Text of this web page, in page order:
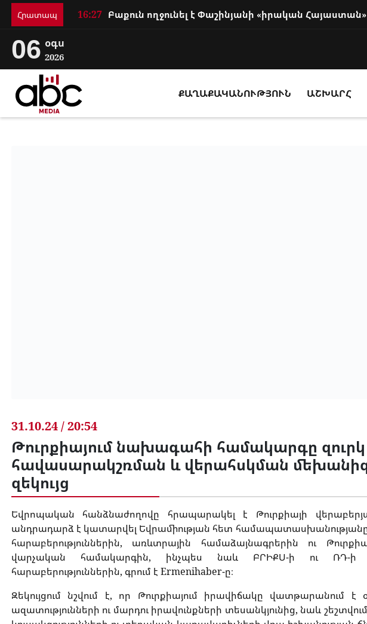
Հրատապ 16:27
06 օգս
2026
ՔԱՂԱՔԱԿԱՆՈՒԹՅՈՒՆ ԱՇԽԱՐՀ
31.10.24 / 20:54
Թուրքիայում նախագահի համակարգը զուրկ
հավասարակշռման և վերահսկման
զեկույց
Եվրոպական հանձնաժողովը հրապարակել է Թուրքիայի
անդրադարձ է կատարվել Եվրամիության հետ
հարաբերություններին, առևտրային համաձայնագրերին ու
վարչական համակարգին, ինչպես նաև ԲՐԻՔՍ-ի ու ՌԴ-ի
հարաբերություններին, գրում է Ermenihaber-ը։
Զեկույցում նշվում է, որ Թուրքիայում իրավիճակը վատթարանում է
ազատությունների ու մարդու իրավունքների տեսանկյունից, նաև